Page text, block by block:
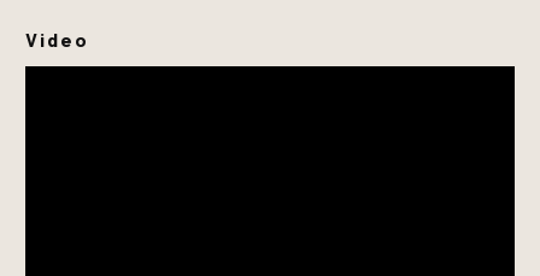
Video